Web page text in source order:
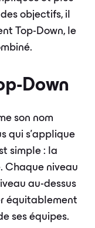
objectifs, il
Top-Down, le
Down
son nom
qui s’applique
simple : la
Chaque niveau
au-dessus
équitablement
ses équipes.